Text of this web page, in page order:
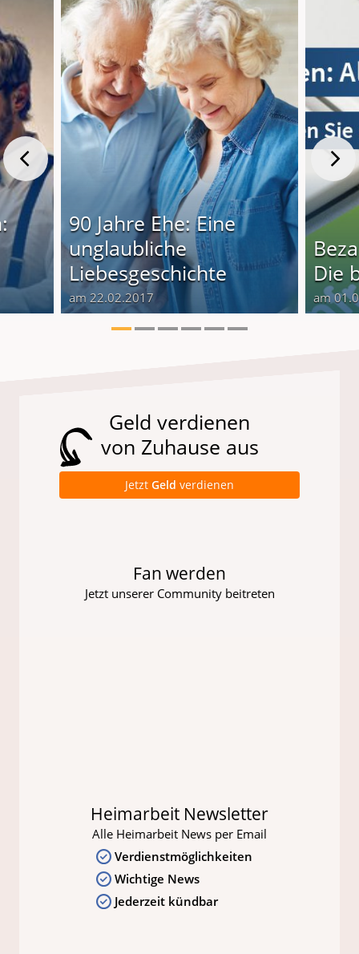
90 Jahre Ehe: Eine
unglaubliche
Liebesgeschichte
am 22.02.2017
Die
am
Geld verdienen
von Zuhause aus
Jetzt Geld verdienen
Fan werden
Jetzt unserer Community beitreten
Heimarbeit Newsletter
Alle Heimarbeit News per Email
Verdienstmöglichkeiten
Wichtige News
Jederzeit kündbar